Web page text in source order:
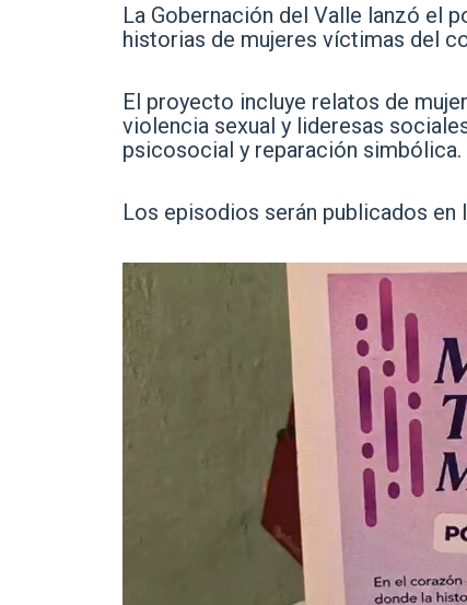
La Gobernación del Valle lanzó el
historias de mujeres víctimas del
El proyecto incluye relatos de
violencia sexual y lideresas
psicosocial y reparación simbólica.
Los episodios serán publicados